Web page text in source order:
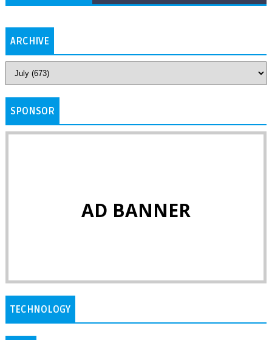
ARCHIVE
SPONSOR
AD BANNER
TECHNOLOGY